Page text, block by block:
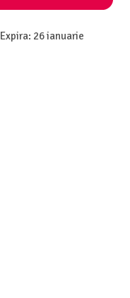
Expira: 26 ianuarie